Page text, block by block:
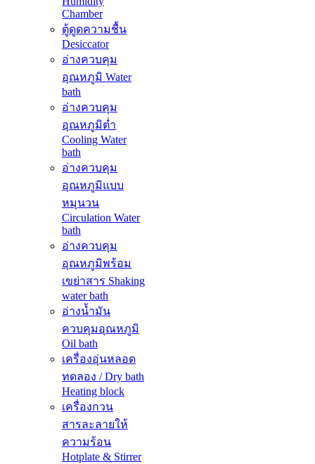
Chamber
ตู้ดูดความชื้น
Desiccator
อ่างควบคุม
อุณหภูมิ Water
bath
อ่างควบคุม
อุณหภูมิต่ำ
Cooling Water
bath
อ่างควบคุม
อุณหภูมิแบบ
หมุนวน
Circulation Water
bath
อ่างควบคุม
อุณหภูมิพร้อม
เขย่าสาร Shaking
water bath
อ่างน้ำมัน
ควบคุมอุณหภูมิ
Oil bath
เครื่องอุ่นหลอด
ทดลอง / Dry bath
Heating block
เครื่องกวน
สารละลายให้
ความร้อน
Hotplate & Stirrer